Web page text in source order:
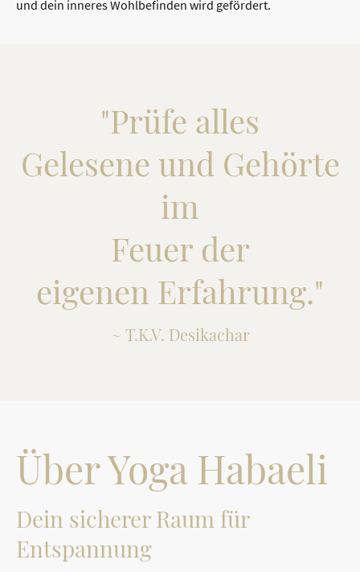
und dein inneres Wohlbefinden wird gefördert.
"Prüfe alles
Gelesene und Gehörte
im
Feuer der
eigenen Erfahrung."
~ T.K.V. Desikachar
Über Yoga Habaeli
Dein sicherer Raum für
Entspannung